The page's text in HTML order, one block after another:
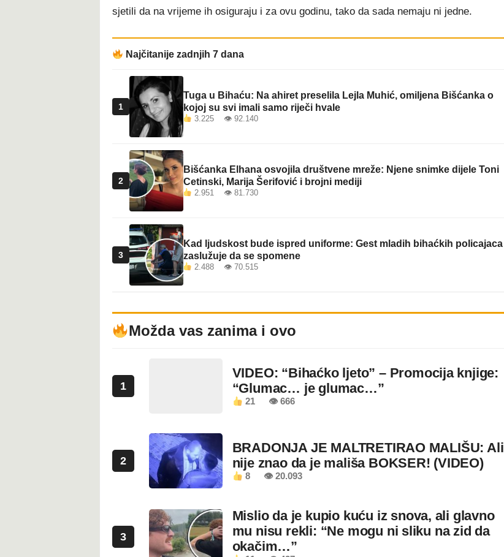
t
sjetili da na vrijeme ih osiguraju i za ovu godinu, tako da sada nemaju ni jedne.
Najčitanije zadnjih 7 dana
1
Tuga u Bihaću: Na ahiret preselila Lejla Muhić, omiljena Bišćanka o
kojoj su svi imali samo riječi hvale
3.225 👁 92.140
2
Bišćanka Elhana osvojila društvene mreže: Njene snimke dijele Toni
Cetinski, Marija Šerifović i brojni mediji
2.951 👁 81.730
3
Kad ljudskost bude ispred uniforme: Gest mladih bihaćkih policajaca
zaslužuje da se spomene
2.488 👁 70.515
Možda vas zanima i ovo
1
VIDEO: “Bihaćko ljeto” – Promocija knjige:
“Glumac… je glumac…”
21 👁 666
2
BRADONJA JE MALTRETIRAO MALIŠU: Ali
nije znao da je mališa BOKSER! (VIDEO)
8 👁 20.093
3
Mislio da je kupio kuću iz snova, ali glavno
mu nisu rekli: “Ne mogu ni sliku na zid da
okačim…”